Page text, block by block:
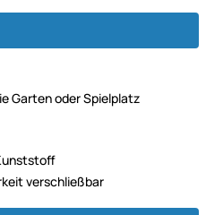
Garten oder Spielplatz
verschließbar